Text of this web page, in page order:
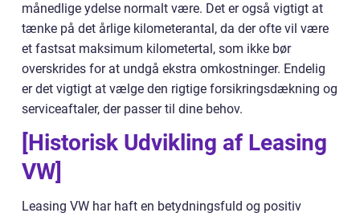
månedlige ydelse normalt være. Det er også vigtigt at
tænke på det årlige kilometerantal, da der ofte vil være
et fastsat maksimum kilometertal, som ikke bør
overskrides for at undgå ekstra omkostninger. Endelig
er det vigtigt at vælge den rigtige forsikringsdækning og
serviceaftaler, der passer til dine behov.
[Historisk Udvikling af Leasing
VW]
Leasing VW har haft en betydningsfuld og positiv